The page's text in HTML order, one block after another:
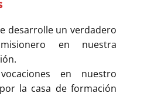
desarrolle un verdadero
en nuestra
en nuestro
la casa de formación